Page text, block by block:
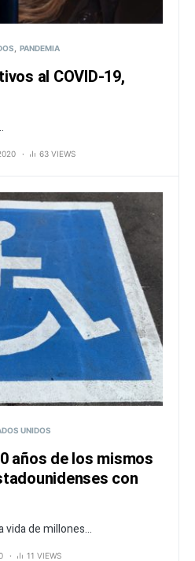
PANDEMIA
al COVID-19,
63 VIEWS
UNIDOS
años de los mismos
con
vida de millones...
11 VIEWS